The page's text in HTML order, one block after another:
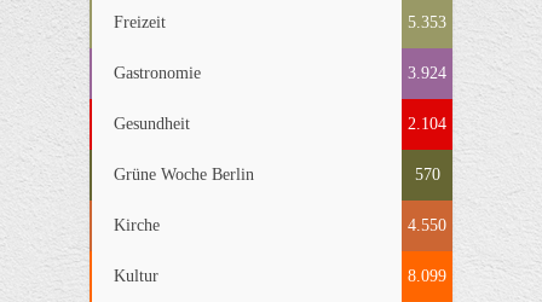
Freizeit 5.353
Gastronomie 3.924
Gesundheit 2.104
Grüne Woche Berlin 570
Kirche 4.550
Kultur 8.099